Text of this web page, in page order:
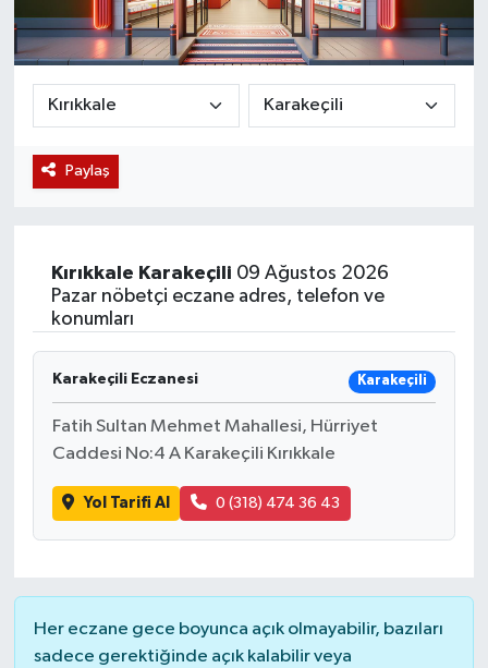
Paylaş
Kırıkkale Karakeçili 09 Ağustos 2026
Pazar nöbetçi eczane adres, telefon ve
konumları
Karakeçili Eczanesi Karakeçili
Fatih Sultan Mehmet Mahallesi, Hürriyet
Caddesi No:4 A Karakeçili Kırıkkale
Yol Tarifi Al 0 (318) 474 36 43
Her eczane gece boyunca açık olmayabilir, bazıları
sadece gerektiğinde açık kalabilir veya
Magazin
Etkinlikler